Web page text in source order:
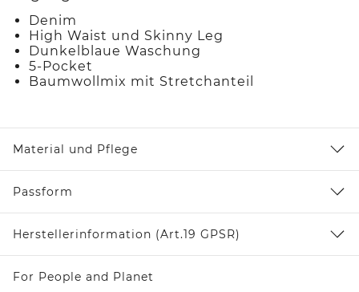
Denim
High Waist und Skinny Leg
Dunkelblaue Waschung
5-Pocket
Baumwollmix mit Stretchanteil
Material und Pflege
Passform
Herstellerinformation (Art.19 GPSR)
For People and Planet